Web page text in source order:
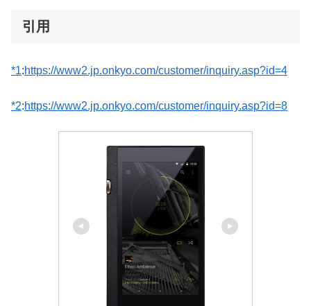
引用
*1:https://www2.jp.onkyo.com/customer/inquiry.asp?id=4
*2:https://www2.jp.onkyo.com/customer/inquiry.asp?id=8